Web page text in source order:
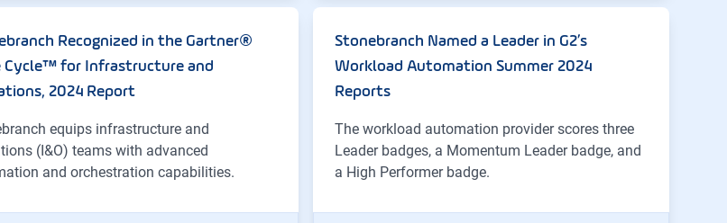
Recognized in the Gartner®
Cycle™ for Infrastructure and
2024 Report
equips infrastructure and
(I&O) teams with advanced
and orchestration capabilities.
Stonebranch Named a Leader in G2’s
Workload Automation Summer 2024
Reports
The workload automation provider scores three
Leader badges, a Momentum Leader badge, and
a High Performer badge.